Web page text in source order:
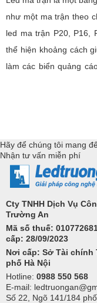
như một ma trận theo
led ma trận P20, P16,
thể hiện khoảng cách
làm các biển quảng
nhiều lĩnh vực của
YRL,...Tư vấn giả
ứng dụng trang trí led.
Hãy để chúng tôi mang
Nhận tư vấn miễn phí
Cty TNHH Dịch Vụ
Trường An
Mã số thuế:
cấp: 28/09/2023
Nơi cấp: Sở Tài chính
phố Hà Nội
Hotline: 0988 550 568
E-mail:
Số 22, Ngõ 141/184